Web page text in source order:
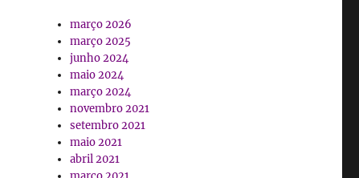
março 2026
março 2025
junho 2024
maio 2024
março 2024
novembro 2021
setembro 2021
maio 2021
abril 2021